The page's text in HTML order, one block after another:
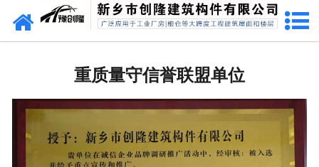
网站首页
重质量守信誉联盟单位